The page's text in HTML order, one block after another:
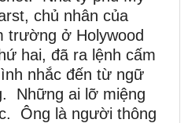
chủ nhân của
trường ở Holywood
hai, đã ra lệnh cấm
nhắc đến từ ngữ
Những ai lỡ miệng
Ông là người thông